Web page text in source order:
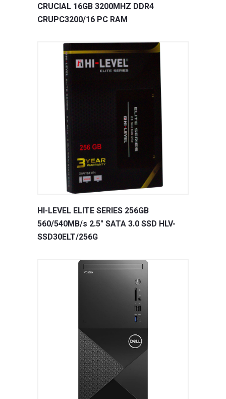
CRUCIAL 16GB 3200MHZ DDR4
CRUPC3200/16 PC RAM
HI-LEVEL ELITE SERIES 256GB
560/540MB/s 2.5" SATA 3.0 SSD HLV-
SSD30ELT/256G